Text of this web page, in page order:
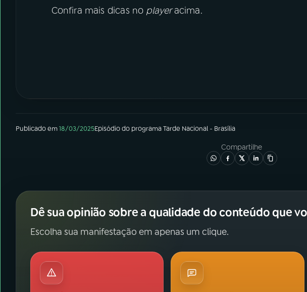
Confira mais dicas no playeracima.
Publicado em18/03/2025Episódiodo programaTarde Nacional - Brasília
Compartilhe
Dê sua opinião sobre a qualidade do conteúdo que
Escolha sua manifestação em apenas um clique.